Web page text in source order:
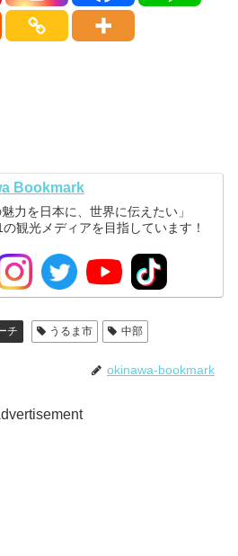
Bookmark
魅力を日本に、世界に伝えたい」
観光メディアを目指しています！
チ うるま市 中部
okinawa-bookmark